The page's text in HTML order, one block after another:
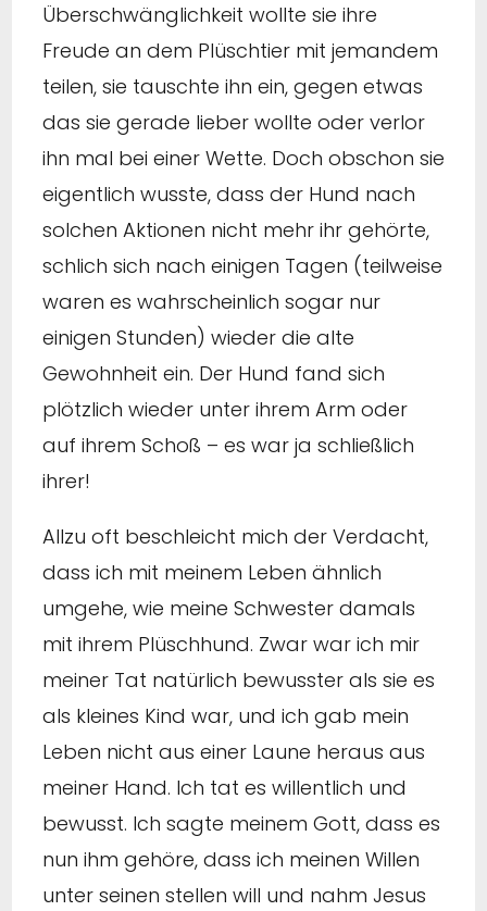
Überschwänglichkeit wollte sie ihre
Freude an dem Plüschtier mit jemandem
teilen, sie tauschte ihn ein, gegen etwas
das sie gerade lieber wollte oder verlor
ihn mal bei einer Wette. Doch obschon sie
eigentlich wusste, dass der Hund nach
solchen Aktionen nicht mehr ihr gehörte,
schlich sich nach einigen Tagen (teilweise
waren es wahrscheinlich sogar nur
einigen Stunden) wieder die alte
Gewohnheit ein. Der Hund fand sich
plötzlich wieder unter ihrem Arm oder
auf ihrem Schoß – es war ja schließlich
ihrer!
Allzu oft beschleicht mich der Verdacht,
dass ich mit meinem Leben ähnlich
umgehe, wie meine Schwester damals
mit ihrem Plüschhund. Zwar war ich mir
meiner Tat natürlich bewusster als sie es
als kleines Kind war, und ich gab mein
Leben nicht aus einer Laune heraus aus
meiner Hand. Ich tat es willentlich und
bewusst. Ich sagte meinem Gott, dass es
nun ihm gehöre, dass ich meinen Willen
unter seinen stellen will und nahm Jesus